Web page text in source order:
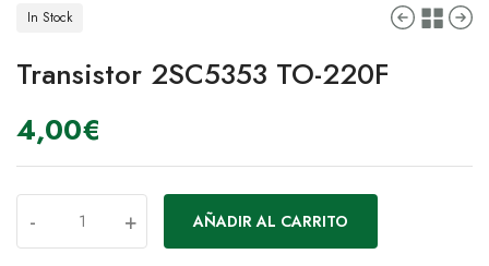
In Stock
Transistor 2SC5353 TO-220F
4,00€
- + AÑADIR AL CARRITO